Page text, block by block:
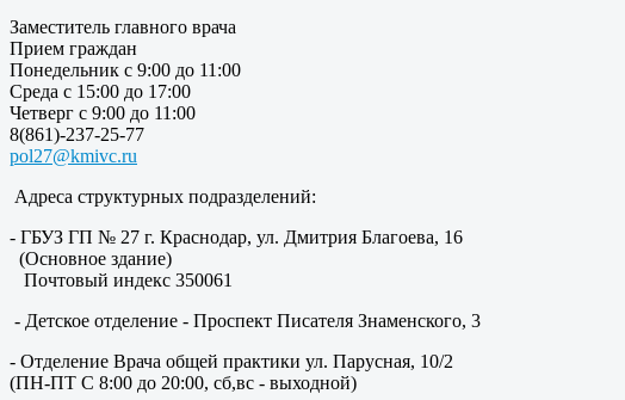
Заместитель главного врача
Прием граждан
Понедельник с 9:00 до 11:00
Среда с 15:00 до 17:00
Четверг с 9:00 до 11:00
8(861)-237-25-77
pol27@kmivc.ru
Адреса структурных подразделений:
- ГБУЗ ГП № 27 г. Краснодар, ул. Дмитрия Благоева, 16
(Основное здание)
Почтовый индекс 350061
- Детское отделение - Проспект Писателя Знаменского, 3
- Отделение Врача общей практики ул. Парусная, 10/2
(ПН-ПТ С 8:00 до 20:00, сб,вс - выходной)